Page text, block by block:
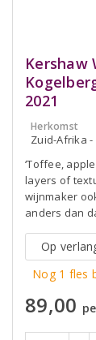
Kershaw
2021
Herkomst
Zuid-Afrika -
‘Toffee,
layers of
wijnmaker
anders dan
Op
Nog 1 fles
89,00